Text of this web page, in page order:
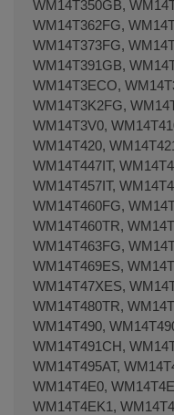
WM14T350GB,
WM14T362FG,
WM14T373FG,
WM14T391GB,
WM14T3ECO,
WM14T3K2FG,
WM14T3V0,
WM14T420,
WM14T447IT,
WM14T457IT,
WM14T460FG,
WM14T460TR,
WM14T463FG,
WM14T469ES,
WM14T47XES,
WM14T480TR,
WM14T490,
WM14T491CH,
WM14T495AT,
WM14T4E0,
WM14T4EK1,